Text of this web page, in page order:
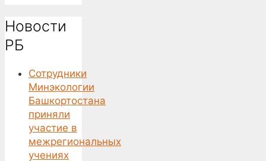
Новости
РБ
Сотрудники
Минэкологии
Башкортостана
приняли
участие в
межрегиональных
учениях